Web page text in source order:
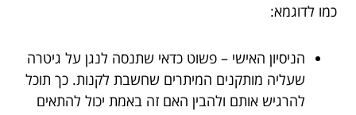
כמו לדוגמא:
הניסיון האישי – פשוט כדאי שתנסה לנגן על גיטרה
שעליה מותקנים המיתרים שחשבת לקנות. כך תוכל
להרגיש אותם ולהבין האם זה באמת יכול להתאים